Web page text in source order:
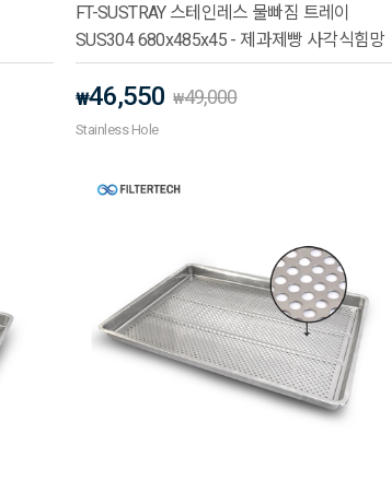
FT-SUSTRAY 스테인레스 물빠짐 트레이
SUS304 680x485x45 - 제과제빵 사각식힘망
₩46,550 ₩49,000
Stainless Hole